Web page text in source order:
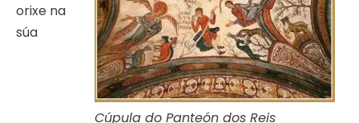
Cúpula do Panteón dos Reis
orixe na
súa